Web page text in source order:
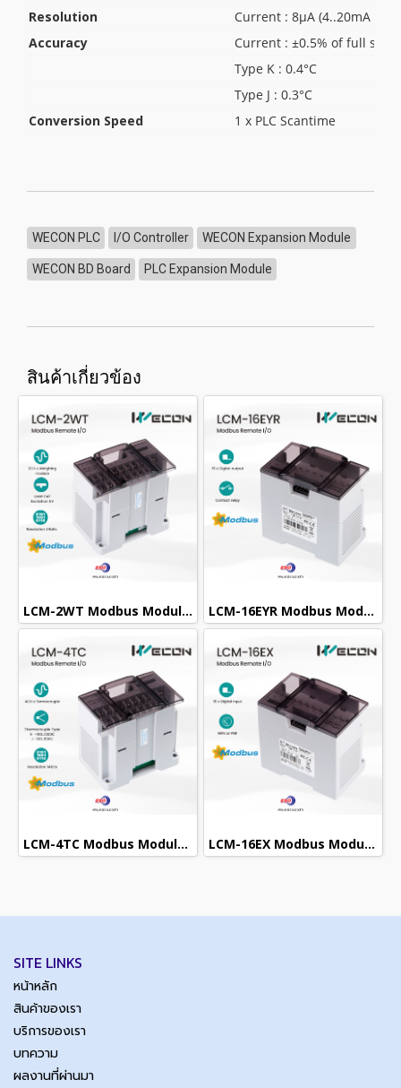
Resolution
Current : 8μA (4..20mA /
Accuracy
Current : ±0.5% of full
Type K : 0.4°C
Type J : 0.3°C
Conversion Speed
1 x PLC Scantime
WECON PLC I/O Controller WECON Expansion Module
WECON BD Board PLC Expansion Module
สินค้าเกี่ยวข้อง
LCM-2WT Modbus Module / 2CH Weighing module (Load Cell) LCM-16EYR Modbus Module / 16 Channels Digital output (Relay)
LCM-4TC Modbus Module / 4 Thermocouple input (K,J) LCM-16EX Modbus Module / 16 Channels Digital Input
SITE LINKS
หน้าหลัก
สินค้าของเรา
บริการของเรา
บทความ
ผลงานที่ผ่านมา